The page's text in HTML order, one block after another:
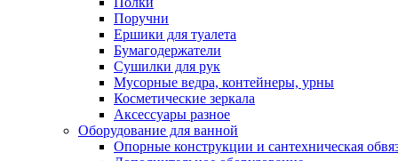
Поручни
Ершики для туалета
Бумагодержатели
Сушилки для рук
Мусорные ведра, контейнеры, урны
Косметические зеркала
Аксессуары разное
Оборудование для ванной
Опорные конструкции и сантехническая